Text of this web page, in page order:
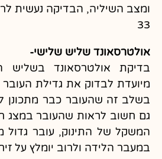
33
אולטרסאונד שליש שלישי-
בדיקת אולטרסאונד בשליש
מיועדת לבדוק את גדילת
בשלב זה שהעובר כבר מתכונן
גם חשוב לראות שהעובר במצג
המשקל של התינוק, עובר גדול
במעבר הלידה ולרוב יומלץ על